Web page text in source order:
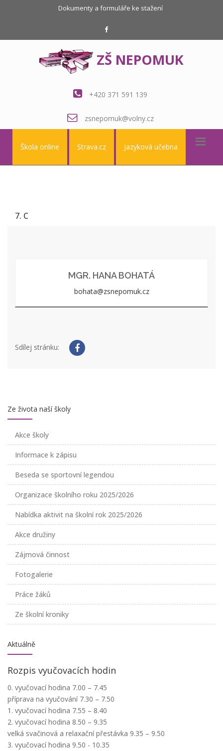
Dokumenty a formuláře ke stažení
ZŠ NEPOMUK
+420 371 591 139
zsnepomuk@volny.cz
Škola online Strava.cz Jazyková učebna
7. C
MGR. HANA BOHATÁ
bohata@zsnepomuk.cz
Sdílej stránku:
Ze života naší školy
Akce školy
Informace k zápisu
Beseda se sportovní legendou
Organizace školního roku 2025/2026
Nabídka aktivit na školní rok 2025/2026
Akce družiny
Zájmová činnost
Fotogalerie
Práce žáků
Ze školní kroniky
Aktuálně
Rozpis vyučovacích hodin
0. vyučovací hodina 7.00 – 7.45
příprava na vyučování 7.30 – 7.50
1. vyučovací hodina 7.55 – 8.40
2. vyučovací hodina 8.50 – 9.35
velká svačinová a relaxační přestávka 9.35 – 9.50
3. vyučovací hodina 9.50 - 10.35